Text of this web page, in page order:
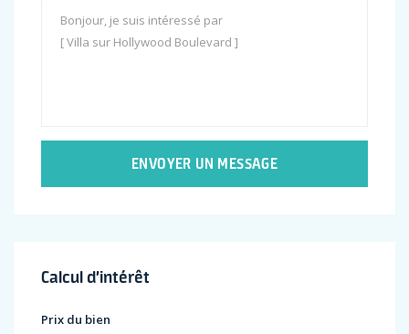
ENVOYER UN MESSAGE
Calcul d’intérêt
Prix du bien